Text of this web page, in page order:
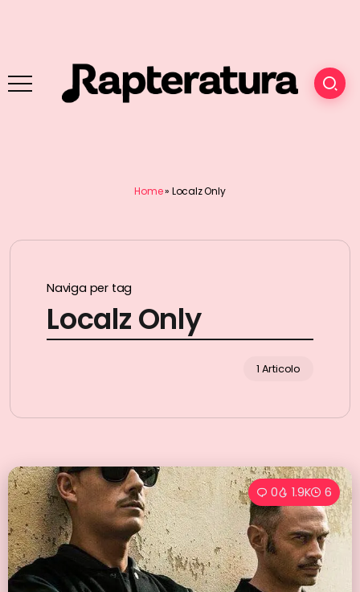
Home» Localz Only
Naviga per tag
Localz Only
1 Articolo
0 1.9K 6